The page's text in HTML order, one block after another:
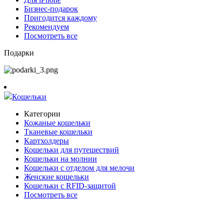
Бизнес-подарок
Пригодится каждому
Рекомендуем
Посмотреть все
Подарки
Кошельки
Категории
Кожаные кошельки
Тканевые кошельки
Картхолдеры
Кошельки для путешествий
Кошельки на молнии
Кошельки с отделом для мелочи
Женские кошельки
Кошельки с RFID-защитой
Посмотреть все